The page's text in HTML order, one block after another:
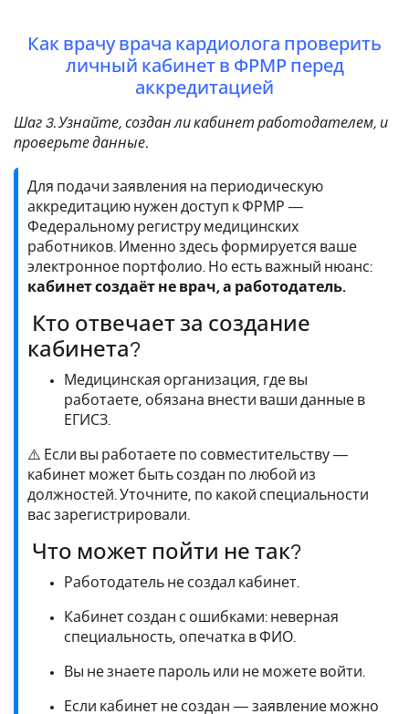
Как врачу врача кардиолога проверить
личный кабинет в ФРМР перед
аккредитацией
Шаг 3. Узнайте, создан ли кабинет работодателем, и
проверьте данные.
Для подачи заявления на периодическую
аккредитацию нужен доступ к ФРМР —
Федеральному регистру медицинских
работников. Именно здесь формируется ваше
электронное портфолио. Но есть важный нюанс:
кабинет создаёт не врач, а работодатель.
Кто отвечает за создание
кабинета?
Медицинская организация, где вы
работаете, обязана внести ваши данные в
ЕГИСЗ.
⚠️ Если вы работаете по совместительству —
кабинет может быть создан по любой из
должностей. Уточните, по какой специальности
вас зарегистрировали.
Что может пойти не так?
Работодатель не создал кабинет.
Кабинет создан с ошибками: неверная
специальность, опечатка в ФИО.
Вы не знаете пароль или не можете войти.
Если кабинет не создан — заявление можно